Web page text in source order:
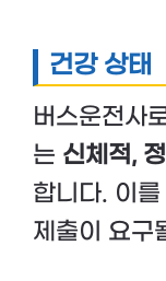
건강 상태
버스운전사
는 신체적,
합니다. 이
제출이 요구